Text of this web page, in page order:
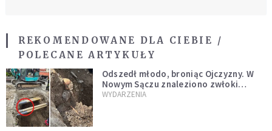
REKOMENDOWANE DLA CIEBIE /
POLECANE ARTYKUŁY
Odszedł młodo, broniąc Ojczyzny. W
Nowym Sączu znaleziono zwłoki
mężczyzny z czasów potopu
WYDARZENIA